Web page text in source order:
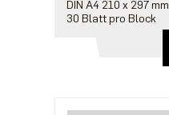
DIN A4 210 x 297 mm
30 Blatt pro Block